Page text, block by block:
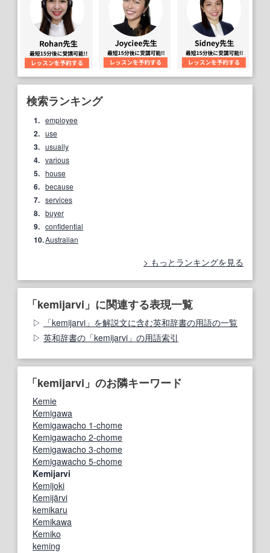
検索ランキング
1. employee
2. use
3. usually
4. various
5. house
6. because
7. services
8. buyer
9. confidential
10.Australian
もっとランキングを見る
「kemijarvi」に関連する表現一覧
「kemijarvi」を解説文に含む英和辞書の用語の一覧
英和辞書の「kemijarvi」の用語索引
「kemijarvi」のお隣キーワード
Kemie
Kemigawa
Kemigawacho 1-chome
Kemigawacho 2-chome
Kemigawacho 3-chome
Kemigawacho 5-chome
Kemijarvi
Kemijoki
Kemijärvi
kemikaru
Kemikawa
Kemiko
keming